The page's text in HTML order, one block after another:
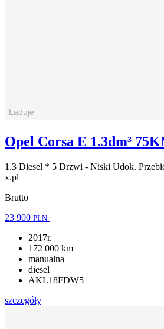
Opel Corsa E 1.3dm³
1.3 Diesel * 5 Drzwi - Niski Udok.
x.pl
Brutto
23 900 PLN
2017r.
172 000 km
manualna
diesel
AKL18FDW5
szczegóły